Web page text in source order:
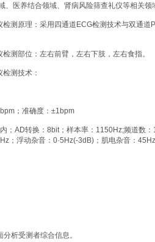
医养结合领域、肾病风险筛查礼仪等相关领
测原理：采用四通道ECG检测技术与双通道
测部位：左右前臂，左右下肢，左右食指。
测技术：
；准确度：±1bpm
；AD转换：8bit；样本率：1150Hz;频道数：
；浮动杂音：0·5Hz(-3dB)；肌电杂音：
析受测者综合信息。